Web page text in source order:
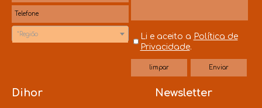
*Região Li e aceito a Política de
Privacidade.
Dihor Newsletter